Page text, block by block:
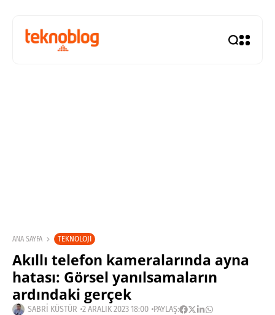
ANA SAYFA TEKNOLOJI
Akıllı telefon kameralarında ayna
hatası: Görsel yanılsamaların
ardındaki gerçek
SABRI KÜSTÜR 2 ARALIK 2023 18:00 PAYLAŞ: